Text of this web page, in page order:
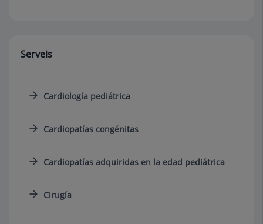
Serveis
Cardiología pediátrica
Cardiopatías congénitas
Cardiopatías adquiridas en la edad pediátrica
Cirugía